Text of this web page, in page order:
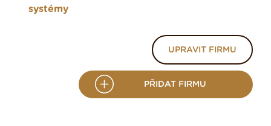
systémy
UPRAVIT FIRMU
PŘIDAT FIRMU